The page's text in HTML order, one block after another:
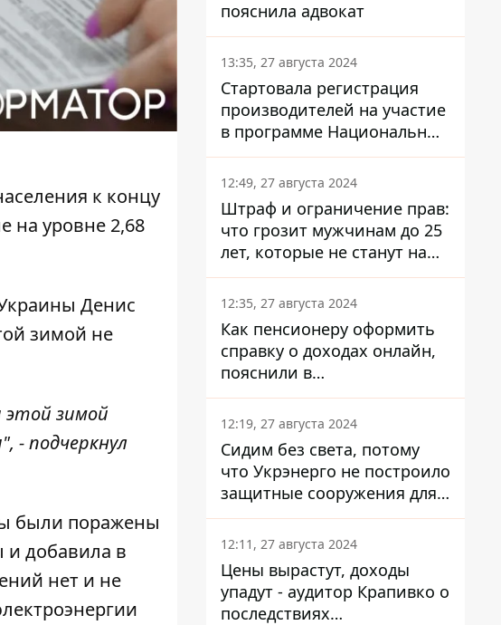
к концу
на уровне 2,68
Денис
зимой не
этой зимой
- подчеркнул
были поражены
добавила в
нет и не
пояснила адвокат
13:35, 27 августа 2024
Стартовала регистрация
производителей на участие
в программе Национальный
кэшбек: как это сделать
через портал Дія
12:49, 27 августа 2024
Штраф и ограничение прав:
что грозит мужчинам до 25
лет, которые не станут на
военный учет
12:35, 27 августа 2024
Как пенсионеру оформить
справку о доходах онлайн,
пояснили в
Минсоцполитики
12:19, 27 августа 2024
Сидим без света, потому
что Укрэнерго не построило
защитные сооружения для
энергетики - нардеп
Кучеренко
12:11, 27 августа 2024
Цены вырастут, доходы
упадут - аудитор Крапивко о
последствиях